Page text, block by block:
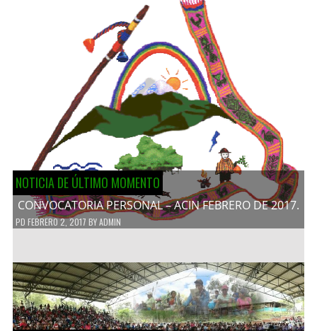
NOTICIA DE ÚLTIMO MOMENTO
CONVOCATORIA PERSONAL – ACIN FEBRERO DE 2017.
PD FEBRERO 2, 2017 BYADMIN